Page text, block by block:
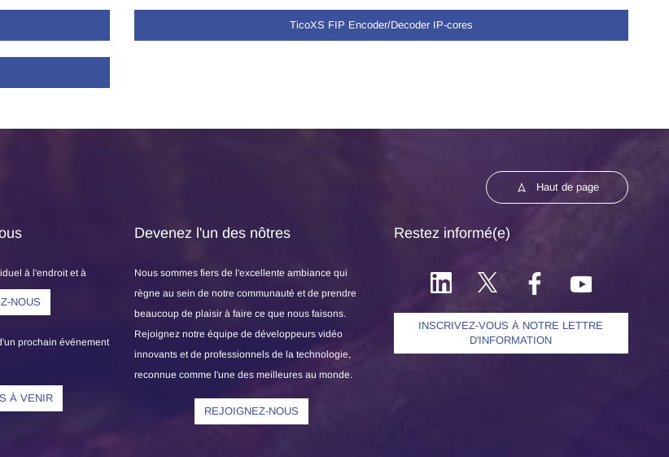
TicoXS FIP Encoder/Decoder IP-cores
Haut de page
à l'endroit et à
NOUS
prochain événement
À VENIR
Devenez l'un des nôtres
Nous sommes fiers de l'excellente ambiance qui
règne au sein de notre communauté et de prendre
beaucoup de plaisir à faire ce que nous faisons.
Rejoignez notre équipe de développeurs vidéo
innovants et de professionnels de la technologie,
reconnue comme l'une des meilleures au monde.
REJOIGNEZ-NOUS
Restez informé(e)
INSCRIVEZ-VOUS À NOTRE LETTRE
D'INFORMATION